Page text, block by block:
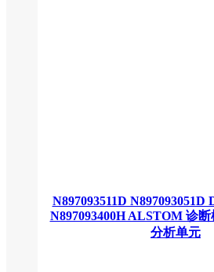
N897093511D
N897093400H ALSTOM 诊
分析单元